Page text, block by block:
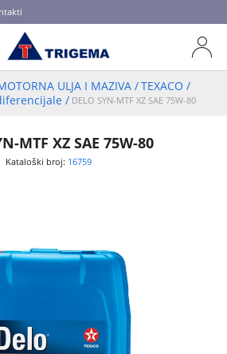
ULJA I MAZIVA /TEXACO /
/ DELO SYN-MTF XZ SAE 75W-80
MTF XZ SAE 75W-80
Kataloški broj: 16759